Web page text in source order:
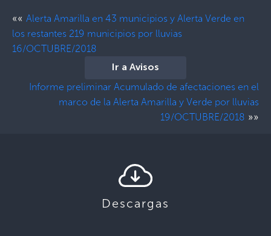
«« Alerta Amarilla en 43 municipios y Alerta Verde en
los restantes 219 municipios por lluvias
16/OCTUBRE/2018
Ir a Avisos
Informe preliminar Acumulado de afectaciones en el
marco de la Alerta Amarilla y Verde por lluvias
19/OCTUBRE/2018 »»
Descargas